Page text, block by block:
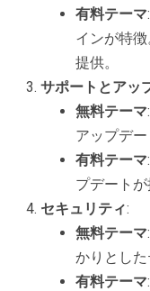
有料テーマ
インが特
提供。
サポートとアッ
無料テーマ
アップデー
有料テーマ
プデートが
セキュリティ:
無料テーマ
かりとした
有料テーマ